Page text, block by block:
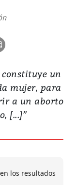
constituye un
mujer, para
a un aborto
[...]”
los resultados